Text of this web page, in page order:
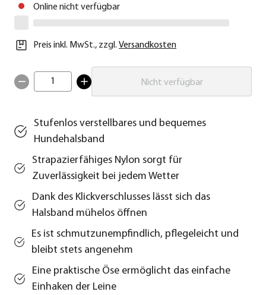
Online nicht verfügbar
Preis inkl. MwSt., zzgl. Versandkosten
1 Nicht verfügbar
Stufenlos verstellbares und bequemes
Hundehalsband
Strapazierfähiges Nylon sorgt für
Zuverlässigkeit bei jedem Wetter
Dank des Klickverschlusses lässt sich das
Halsband mühelos öffnen
Es ist schmutzunempfindlich, pflegeleicht und
bleibt stets angenehm
Eine praktische Öse ermöglicht das einfache
Einhaken der Leine